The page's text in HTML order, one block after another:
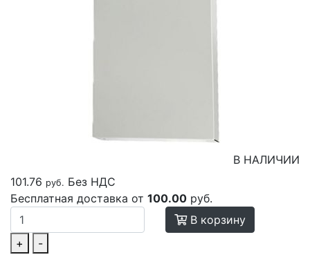
В НАЛИЧИИ
101.76 руб. Без НДС
Бесплатная доставка от 100.00 руб.
+ -
В корзину